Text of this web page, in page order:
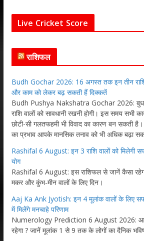
Live Cricket Score
राशिफल
Budh Gochar 2026: 16 अगस्त तक इन तीन
और काम को लेकर बढ़ सकती हैं दिक्कतें
Budh Pushya Nakshatra Gochar 2026: बुध
राशि वालों को सावधानी रखनी होगी। इस समय सभी
छोटी-सी गलतफहमी भी विवाद का कारण बन सकती
का प्रभाव आपके मानसिक तनाव को भी अधिक बढ़ा
Rashifal 6 August: इन 3 राशि वालों को मिलेगी
योग
Rashifal 6 August: इस राशिफल से जानें कैसा
मकर और कुंभ-मीन वालों के लिए दिन।
Aaj Ka Ank Jyotish: इन 4 मूलांक वालों के लिए
में मिलेंगे मनचाहे परिणाम
Numerology Prediction 6 August 2026:
रहेगा ? जानें मूलांक 1 से 9 तक के लोगों का दैनिक